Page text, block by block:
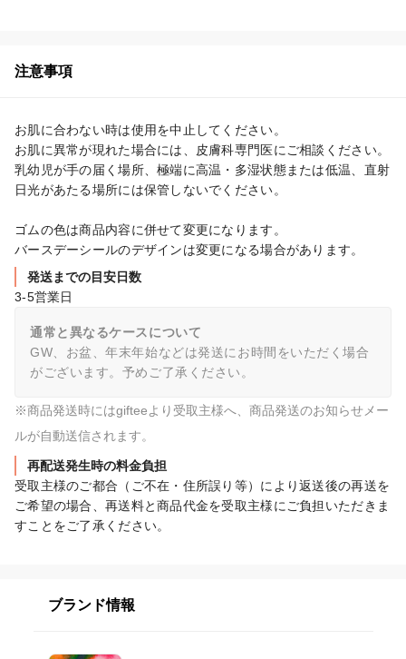
注意事項
お肌に合わない時は使用を中止してください。
お肌に異常が現れた場合には、皮膚科専門医にご相談ください。
乳幼児が手の届く場所、極端に高温・多湿状態または低温、直射
日光があたる場所には保管しないでください。
ゴムの色は商品内容に併せて変更になります。
バースデーシールのデザインは変更になる場合があります。
発送までの目安日数
3-5営業日
通常と異なるケースについて
GW、お盆、年末年始などは発送にお時間をいただく場合
がございます。予めご了承ください。
※商品発送時にはgifteeより受取主様へ、商品発送のお知らせメー
ルが自動送信されます。
再配送発生時の料金負担
受取主様のご都合（ご不在・住所誤り等）により返送後の再送を
ご希望の場合、再送料と商品代金を受取主様にご負担いただきま
すことをご了承ください。
ブランド情報